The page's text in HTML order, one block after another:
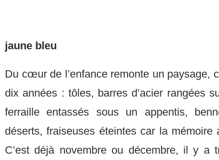
jaune bleu
Du cœur de l’enfance remonte un paysage,
dix années : tôles, barres d’acier rangées
ferraille entassés sous un appentis,
déserts, fraiseuses éteintes car la mémoire
C’est déjà novembre ou décembre, il y a